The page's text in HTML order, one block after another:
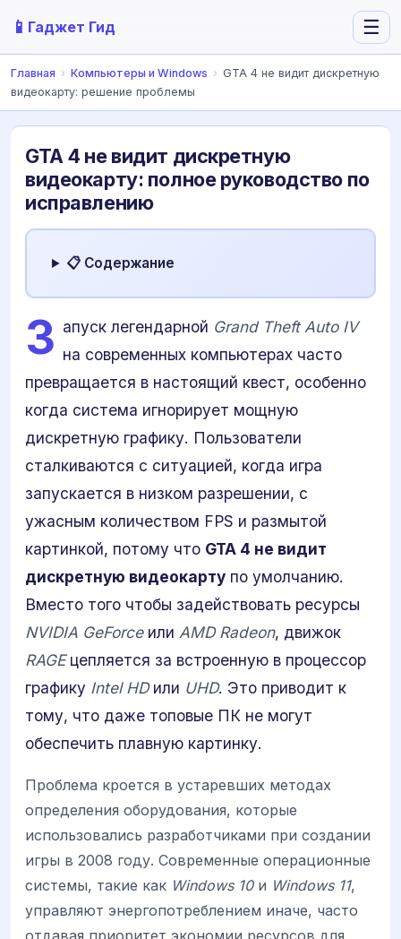
📱 Гаджет Гид ☰
Главная › Компьютеры и Windows › GTA 4 не видит дискретную
видеокарту: решение проблемы
GTA 4 не видит дискретную
видеокарту: полное руководство по
исправлению
📋 Содержание
З апуск легендарной Grand Theft Auto IV
на современных компьютерах часто
превращается в настоящий квест, особенно
когда система игнорирует мощную
дискретную графику. Пользователи
сталкиваются с ситуацией, когда игра
запускается в низком разрешении, с
ужасным количеством FPS и размытой
картинкой, потому что GTA 4 не видит
дискретную видеокарту по умолчанию.
Вместо того чтобы задействовать ресурсы
NVIDIA GeForceили AMD Radeon, движок
RAGEцепляется за встроенную в процессор
графику Intel HDили UHD. Это приводит к
тому, что даже топовые ПК не могут
обеспечить плавную картинку.
Проблема кроется в устаревших методах
определения оборудования, которые
использовались разработчиками при создании
игры в 2008 году. Современные операционные
системы, такие как Windows 10и Windows 11,
управляют энергопотреблением иначе, часто